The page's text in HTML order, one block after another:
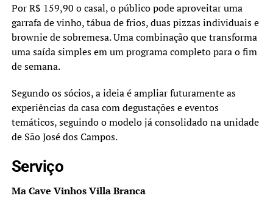
Por R$ 159,90 o casal, o público pode aproveitar uma
garrafa de vinho, tábua de frios, duas pizzas individuais e
brownie de sobremesa. Uma combinação que transforma
uma saída simples em um programa completo para o fim
de semana.
Segundo os sócios, a ideia é ampliar futuramente as
experiências da casa com degustações e eventos
temáticos, seguindo o modelo já consolidado na unidade
de São José dos Campos.
Serviço
Ma Cave Vinhos Villa Branca